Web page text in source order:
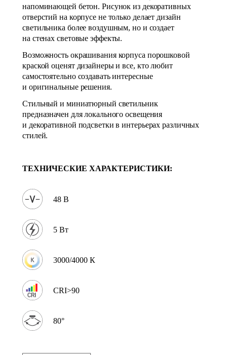
напоминающей бетон. Рисунок из декоративных
отверстий на корпусе не только делает дизайн
светильника более воздушным, но и создает
на стенах световые эффекты.
Возможность окрашивания корпуса порошковой
краской оценят дизайнеры и все, кто любит
самостоятельно создавать интересные
и оригинальные решения.
Стильный и миниатюрный светильник
предназначен для локального освещения
и декоративной подсветки в интерьерах различных
стилей.
ТЕХНИЧЕСКИЕ ХАРАКТЕРИСТИКИ:
48 В
5 Вт
3000/4000 К
CRI>90
80°